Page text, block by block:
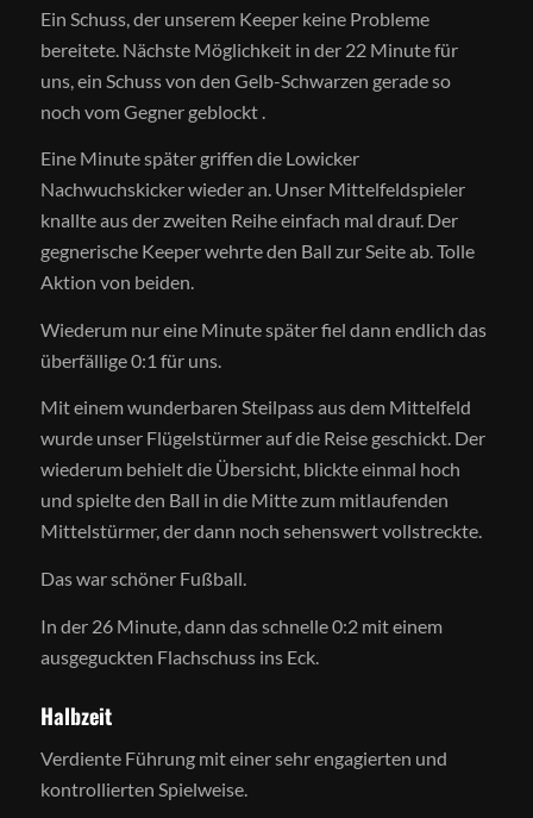
Ein Schuss, der unserem Keeper keine Probleme
bereitete. Nächste Möglichkeit in der 22 Minute für
uns, ein Schuss von den Gelb-Schwarzen gerade so
noch vom Gegner geblockt .
Eine Minute später griffen die Lowicker
Nachwuchskicker wieder an. Unser Mittelfeldspieler
knallte aus der zweiten Reihe einfach mal drauf. Der
gegnerische Keeper wehrte den Ball zur Seite ab. Tolle
Aktion von beiden.
Wiederum nur eine Minute später fiel dann endlich das
überfällige 0:1 für uns.
Mit einem wunderbaren Steilpass aus dem Mittelfeld
wurde unser Flügelstürmer auf die Reise geschickt. Der
wiederum behielt die Übersicht, blickte einmal hoch
und spielte den Ball in die Mitte zum mitlaufenden
Mittelstürmer, der dann noch sehenswert vollstreckte.
Das war schöner Fußball.
In der 26 Minute, dann das schnelle 0:2 mit einem
ausgeguckten Flachschuss ins Eck.
Halbzeit
Verdiente Führung mit einer sehr engagierten und
kontrollierten Spielweise.